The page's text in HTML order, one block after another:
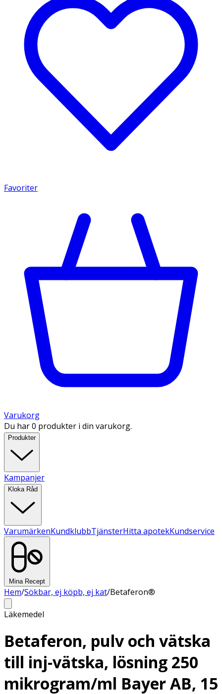
Favoriter
Varukorg
Du har 0 produkter i din varukorg.
Produkter
Kampanjer
Kloka Råd
VarumärkenKundklubbTjänsterHitta apotekKundservice
Mina Recept
Hem/Sökbar, ej köpb, ej kat/Betaferon®
Läkemedel
Betaferon, pulv och vätska
till inj-vätska, lösning 250
mikrogram/ml Bayer AB, 15